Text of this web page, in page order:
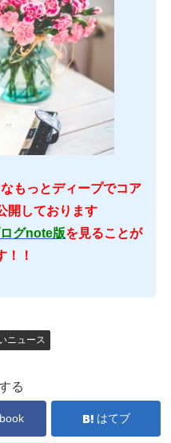
もっとディープでコア
開しております
グnote版を見ることが
！！
ニュース
る
はてブ